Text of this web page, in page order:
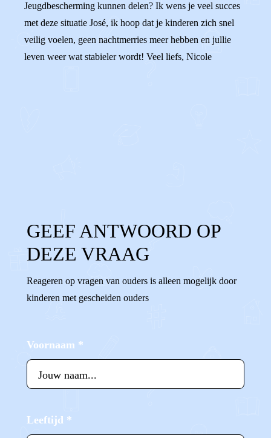
Jeugdbescherming kunnen delen? Ik wens je veel succes
met deze situatie José, ik hoop dat je kinderen zich snel
veilig voelen, geen nachtmerries meer hebben en jullie
leven weer wat stabieler wordt! Veel liefs, Nicole
GEEF ANTWOORD OP
DEZE VRAAG
Reageren op vragen van ouders is alleen mogelijk door
kinderen met gescheiden ouders
Voornaam *
Leeftijd *